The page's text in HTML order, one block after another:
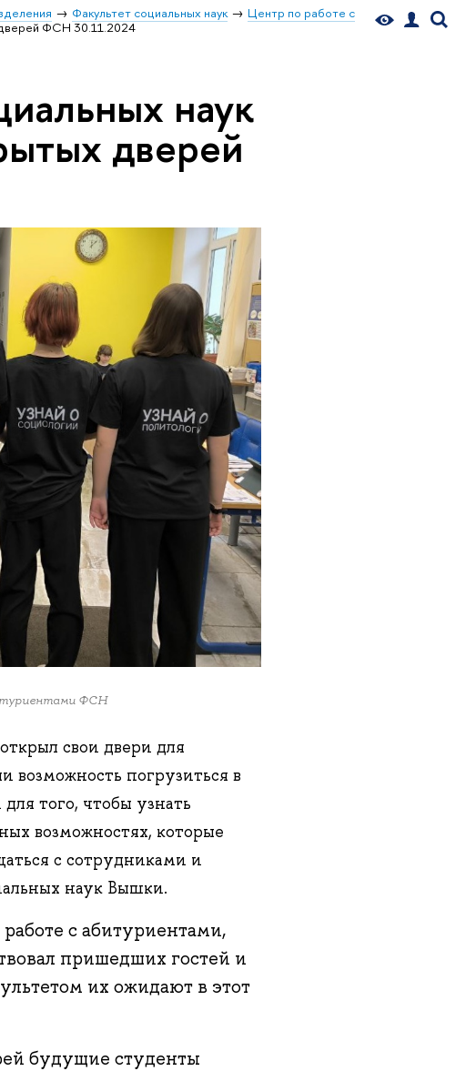
Факультет социальных наук
Центр по работе с
ФСН 30.11.2024
наук
дверей
ФСН
открыл свои двери для
возможность погрузиться в
того, чтобы узнать
возможностях, которые
с сотрудниками и
наук Вышки.
с абитуриентами,
пришедших гостей и
их ожидают в этот
будущие студенты